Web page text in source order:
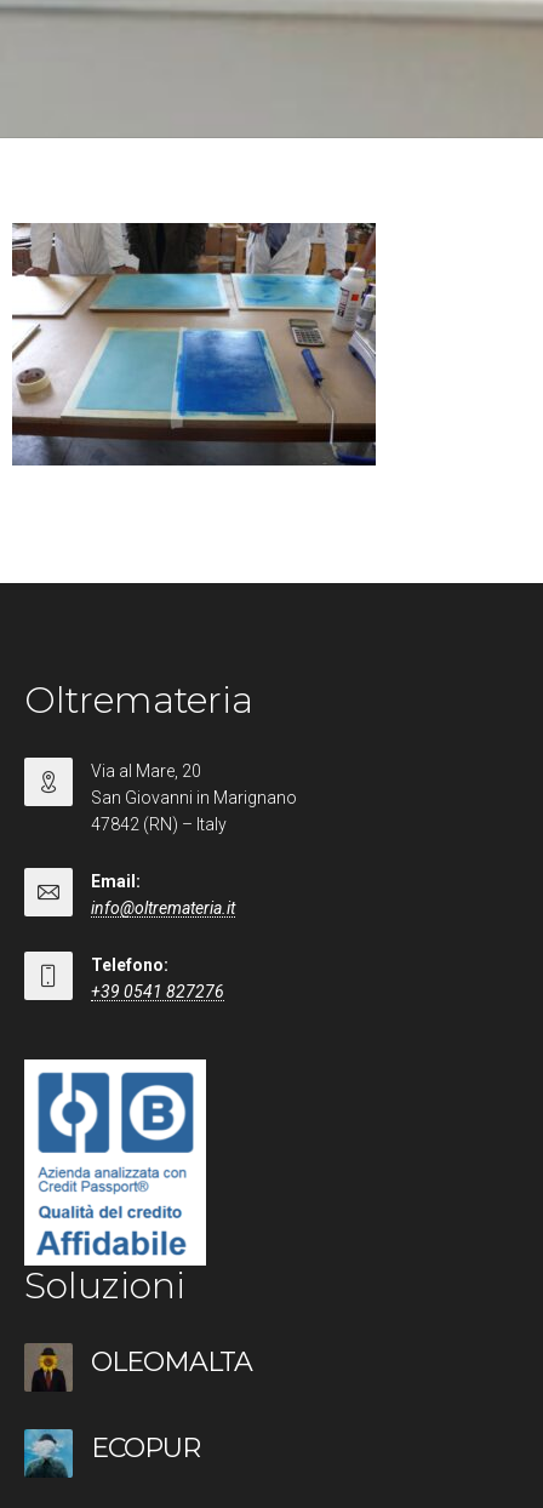
Oltremateria
Via al Mare, 20
San Giovanni in Marignano
47842 (RN) – Italy
Email:
info@oltremateria.it
Telefono:
+39 0541 827276
Soluzioni
OLEOMALTA
ECOPUR